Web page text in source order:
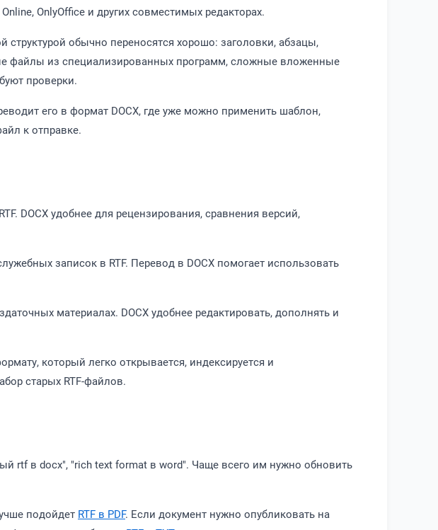
OnlyOffice и других совместимых редакторах.
структурой обычно переносятся хорошо: заголовки, абзацы,
файлы из специализированных программ, сложные вложенные
проверки.
его в формат DOCX, где уже можно применить шаблон,
к отправке.
DOCX удобнее для рецензирования, сравнения версий,
записок в RTF. Перевод в DOCX помогает использовать
материалах. DOCX удобнее редактировать, дополнять и
который легко открывается, индексируется и
старых RTF-файлов.
rtf в docx", "rich text format в word". Чаще всего им нужно обновить
подойдет RTF в PDF. Если документ нужно опубликовать на